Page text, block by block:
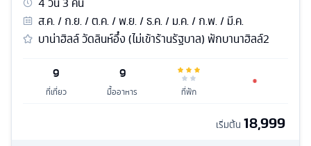
ส.ค. / ก.ย. / ต.ค. / พ.ย. / ธ.ค. / ม.ค. / ก.พ. / มี.ค.
บาน่าฮิลล์ วัดลินห์อึ๋ง (ไม่เข้าร้านรัฐบาล) พักบานาฮิลล์2
9
ที่เที่ยว
9
มื้ออาหาร ที่พัก
เริ่มต้น 18,999